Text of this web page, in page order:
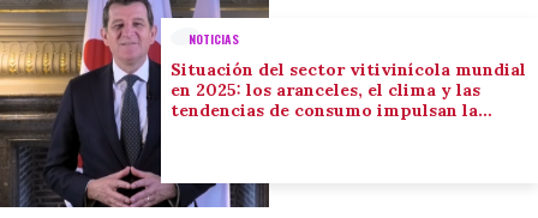
NOTICIAS
Situación del sector vitivinícola mundial
en 2025: los aranceles, el clima y las
tendencias de consumo impulsan la